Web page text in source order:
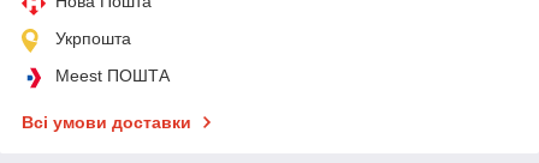
Укрпошта
Meest ПОШТА
Всі умови доставки